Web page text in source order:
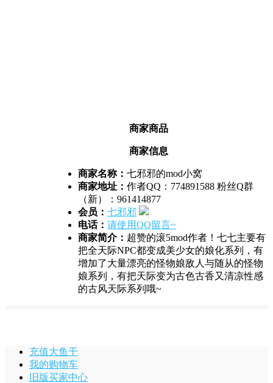
商家商品
商家信息
商家名称： 七邪邪的mod小窝
商家地址： 作者QQ：774891588 粉丝Q群
（新）：961414877
会员： 七邪邪
电话： 请使用QQ留言~
商家简介： 超赞的滚5mod作者！七七主要有
把全天际NPC都变成美少女的娘化系列，有
增加了大量漂亮的怪物娘敌人与随从的怪物
娘系列，有把天际变为古色古香又清凉性感
的古风天际系列哦~
充值大鱼干
我的购物车
旧版买家中心